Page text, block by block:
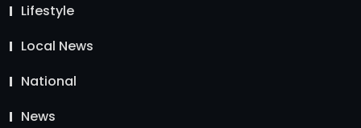
Lifestyle
Local News
National
News